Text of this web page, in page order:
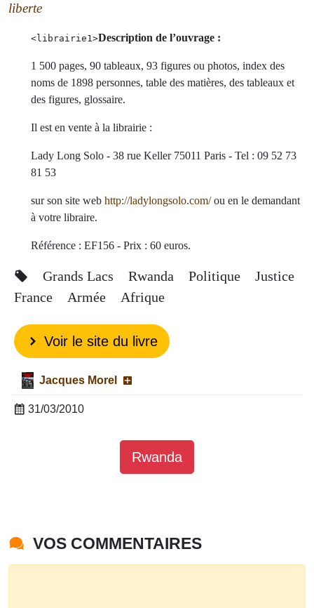
liberte
<librairie1>Description de l’ouvrage :
1 500 pages, 90 tableaux, 93 figures ou photos, index des
noms de 1898 personnes, table des matières, des tableaux et
des figures, glossaire.
Il est en vente à la librairie :
Lady Long Solo - 38 rue Keller 75011 Paris - Tel : 09 52 73
81 53
sur son site web http://ladylongsolo.com/ou en le demandant
à votre libraire.
Référence : EF156 - Prix : 60 euros.
Grands Lacs Rwanda Politique
Justice
France
Armée Afrique
Voir le site du livre
Jacques Morel
31/03/2010
Rwanda
VOS COMMENTAIRES